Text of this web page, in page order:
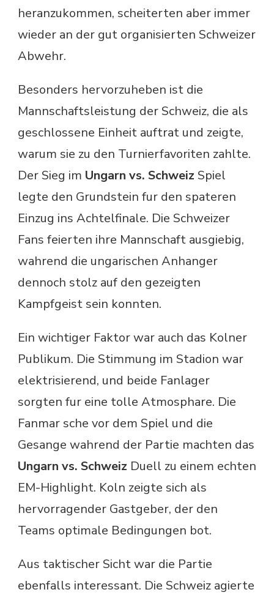
heranzukommen, scheiterten aber immer
wieder an der gut organisierten Schweizer
Abwehr.
Besonders hervorzuheben ist die
Mannschaftsleistung der Schweiz, die als
geschlossene Einheit auftrat und zeigte,
warum sie zu den Turnierfavoriten zahlte.
Der Sieg im Ungarn vs. Schweiz Spiel
legte den Grundstein fur den spateren
Einzug ins Achtelfinale. Die Schweizer
Fans feierten ihre Mannschaft ausgiebig,
wahrend die ungarischen Anhanger
dennoch stolz auf den gezeigten
Kampfgeist sein konnten.
Ein wichtiger Faktor war auch das Kolner
Publikum. Die Stimmung im Stadion war
elektrisierend, und beide Fanlager
sorgten fur eine tolle Atmosphare. Die
Fanmar sche vor dem Spiel und die
Gesange wahrend der Partie machten das
Ungarn vs. Schweiz Duell zu einem echten
EM-Highlight. Koln zeigte sich als
hervorragender Gastgeber, der den
Teams optimale Bedingungen bot.
Aus taktischer Sicht war die Partie
ebenfalls interessant. Die Schweiz agierte